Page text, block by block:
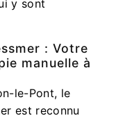
y sont
: Votre
manuelle à
le-Pont, le
est reconnu